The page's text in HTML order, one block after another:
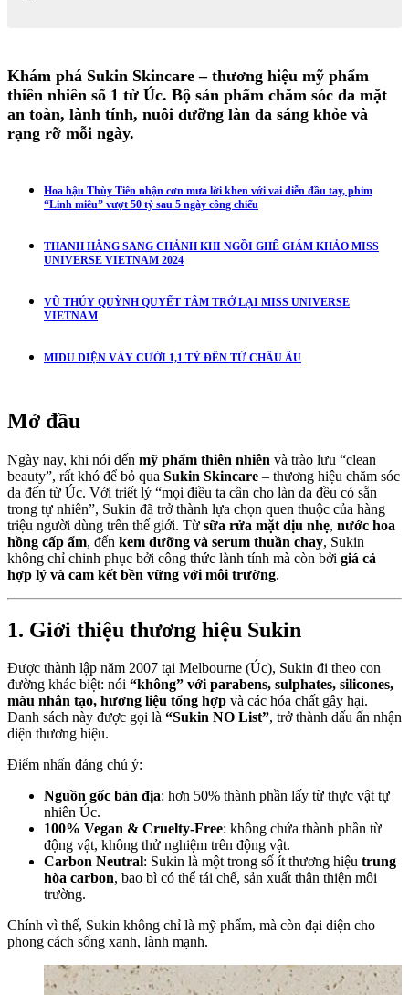
Khám phá Sukin Skincare – thương hiệu mỹ phẩm
thiên nhiên số 1 từ Úc. Bộ sản phẩm chăm sóc da mặt
an toàn, lành tính, nuôi dưỡng làn da sáng khỏe và
rạng rỡ mỗi ngày.
Hoa hậu Thùy Tiên nhận cơn mưa lời khen với vai diễn đầu tay, phim
“Linh miêu” vượt 50 tỷ sau 5 ngày công chiếu
THANH HẰNG SANG CHẢNH KHI NGỒI GHẾ GIÁM KHẢO MISS
UNIVERSE VIETNAM 2024
VŨ THÚY QUỲNH QUYẾT TÂM TRỞ LẠI MISS UNIVERSE
VIETNAM
MIDU DIỆN VÁY CƯỚI 1,1 TỶ ĐẾN TỪ CHÂU ÂU
Mở đầu
Ngày nay, khi nói đến mỹ phẩm thiên nhiên và trào lưu “clean
beauty”, rất khó để bỏ qua Sukin Skincare – thương hiệu chăm sóc
da đến từ Úc. Với triết lý “mọi điều ta cần cho làn da đều có sẵn
trong tự nhiên”, Sukin đã trở thành lựa chọn quen thuộc của hàng
triệu người dùng trên thế giới. Từ sữa rửa mặt dịu nhẹ, nước hoa
hồng cấp ẩm, đến kem dưỡng và serum thuần chay, Sukin
không chỉ chinh phục bởi công thức lành tính mà còn bởi giá cả
hợp lý và cam kết bền vững với môi trường.
1. Giới thiệu thương hiệu Sukin
Được thành lập năm 2007 tại Melbourne (Úc), Sukin đi theo con
đường khác biệt: nói “không” với parabens, sulphates, silicones,
màu nhân tạo, hương liệu tổng hợp và các hóa chất gây hại.
Danh sách này được gọi là “Sukin NO List”, trở thành dấu ấn nhận
diện thương hiệu.
Điểm nhấn đáng chú ý:
Nguồn gốc bản địa: hơn 50% thành phần lấy từ thực vật tự
nhiên Úc.
100% Vegan & Cruelty-Free: không chứa thành phần từ
động vật, không thử nghiệm trên động vật.
Carbon Neutral: Sukin là một trong số ít thương hiệu trung
hòa carbon, bao bì có thể tái chế, sản xuất thân thiện môi
trường.
Chính vì thế, Sukin không chỉ là mỹ phẩm, mà còn đại diện cho
phong cách sống xanh, lành mạnh.